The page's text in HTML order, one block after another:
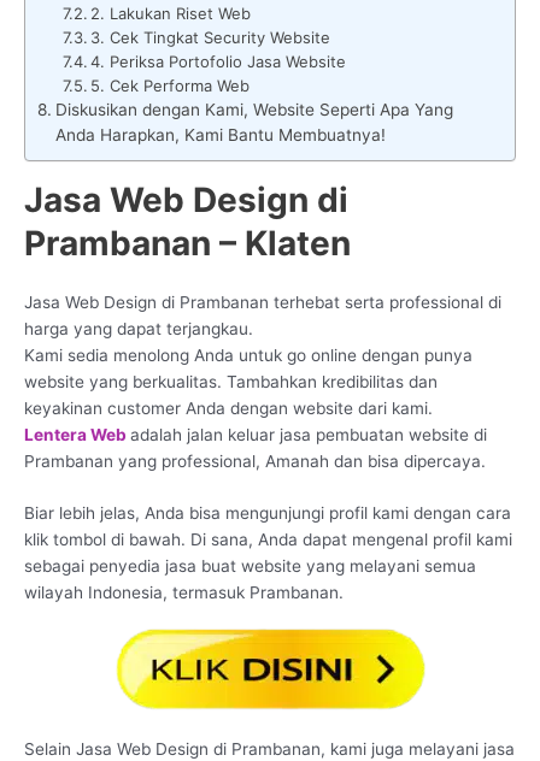
2. Lakukan Riset Web
3. Cek Tingkat Security Website
4. Periksa Portofolio Jasa Website
5. Cek Performa Web
Diskusikan dengan Kami, Website Seperti Apa Yang
Anda Harapkan, Kami Bantu Membuatnya!
Jasa Web Design di
Prambanan – Klaten
Jasa Web Design di Prambanan terhebat serta professional di
harga yang dapat terjangkau.
Kami sedia menolong Anda untuk go online dengan punya
website yang berkualitas. Tambahkan kredibilitas dan
keyakinan customer Anda dengan website dari kami.
Lentera Web adalah jalan keluar jasa pembuatan website di
Prambanan yang professional, Amanah dan bisa dipercaya.
Biar lebih jelas, Anda bisa mengunjungi profil kami dengan cara
klik tombol di bawah. Di sana, Anda dapat mengenal profil kami
sebagai penyedia jasa buat website yang melayani semua
wilayah Indonesia, termasuk Prambanan.
Selain Jasa Web Design di Prambanan, kami juga melayani jasa